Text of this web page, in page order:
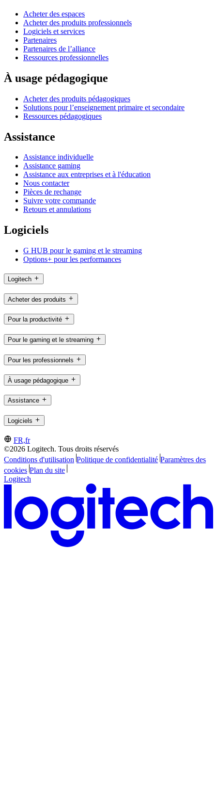
Acheter des espaces
Acheter des produits professionnels
Logiciels et services
Partenaires
Partenaires de l’alliance
Ressources professionnelles
À usage pédagogique
Acheter des produits pédagogiques
Solutions pour l’enseignement primaire et secondaire
Ressources pédagogiques
Assistance
Assistance individuelle
Assistance gaming
Assistance aux entreprises et à l'éducation
Nous contacter
Pièces de rechange
Suivre votre commande
Retours et annulations
Logiciels
G HUB pour le gaming et le streaming
Options+ pour les performances
Logitech
Acheter des produits
Pour la productivité
Pour le gaming et le streaming
Pour les professionnels
À usage pédagogique
Assistance
Logiciels
FR,fr
©2026 Logitech. Tous droits réservés
Conditions d'utilisation Politique de confidentialité Paramètres des
cookies Plan du site
Logitech